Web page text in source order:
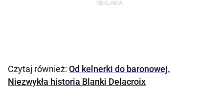
Czytaj również: Od kelnerki do baronowej.
Niezwykła historia Blanki Delacroix